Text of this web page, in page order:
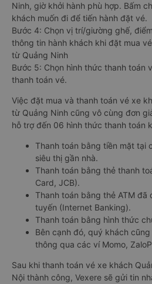
Ninh, giờ khởi hành phù hợp. Bấm
khách muốn đi để tiến hành đặt vé.
Bước 4: Chọn vị trí/giường ghế,
thông tin hành khách khi đặt mua
từ Quảng Ninh
Bước 5: Chọn hình thức thanh toán
thanh toán vé.
Việc đặt mua và thanh toán vé xe
từ Quảng Ninh cũng vô cùng đơn
hỗ trợ đến 06 hình thức thanh toán
Thanh toán bằng tiền mặt tại
siêu thị gần nhà.
Thanh toán bằng thẻ thanh
Card, JCB).
Thanh toán bằng thẻ ATM
tuyến (Internet Banking).
Thanh toán bằng hình thức
Bên cạnh đó, quý khách
thông qua các ví Momo,
Sau khi thanh toán vé xe khách
Nội thành công, Vexere sẽ gửi tin